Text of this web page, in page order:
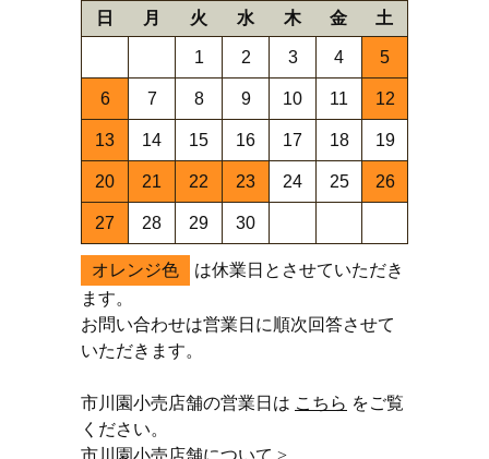
日 月 火 水 木 金 土
1 2 3 4 5
6 7 8 9 10 11 12
13 14 15 16 17 18 19
20 21 22 23 24 25 26
27 28 29 30
オレンジ色
は休業日とさせていただき
ます。
お問い合わせは営業日に順次回答させて
いただきます。
市川園小売店舗の営業日は こちら をご覧
ください。